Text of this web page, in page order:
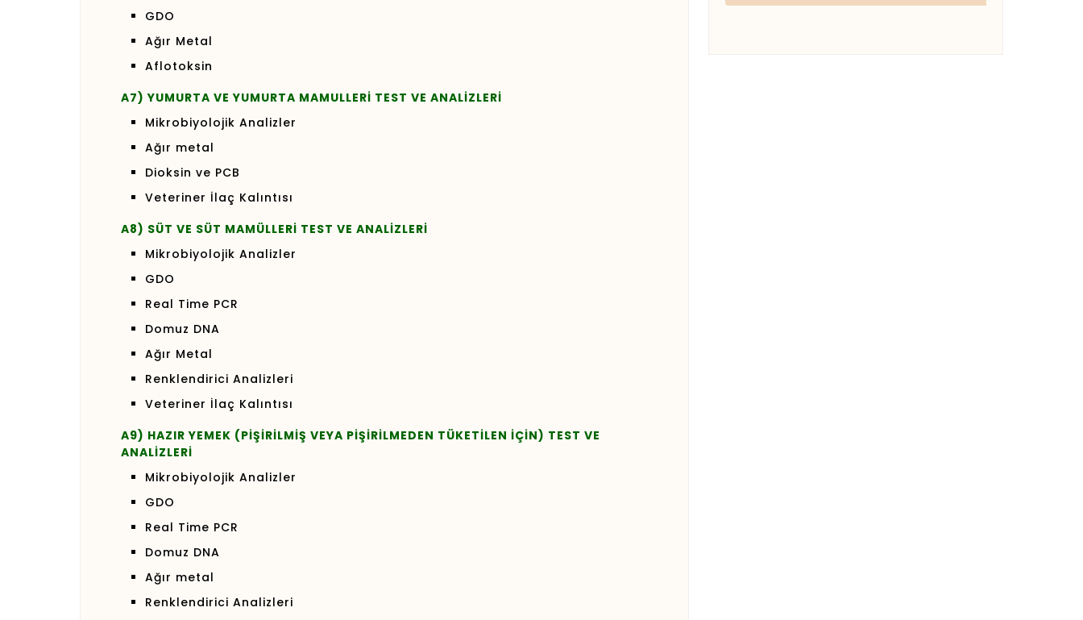
GDO
Ağır Metal
Aflotoksin
A7) YUMURTA VE YUMURTA MAMULLERİ TEST VE ANALİZLERİ
Mikrobiyolojik Analizler
Ağır metal
Dioksin ve PCB
Veteriner İlaç Kalıntısı
A8) SÜT VE SÜT MAMÜLLERİ TEST VE ANALİZLERİ
Mikrobiyolojik Analizler
GDO
Real Time PCR
Domuz DNA
Ağır Metal
Renklendirici Analizleri
Veteriner İlaç Kalıntısı
A9) HAZIR YEMEK (PİŞİRİLMİŞ VEYA PİŞİRİLMEDEN TÜKETİLEN İÇİN) TEST VE
ANALİZLERİ
Mikrobiyolojik Analizler
GDO
Real Time PCR
Domuz DNA
Ağır metal
Renklendirici Analizleri